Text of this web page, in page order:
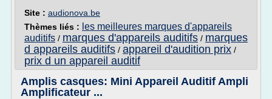
Site : audionova.be
Thèmes liés : les meilleures marques d'appareils
auditifs / marques d'appareils auditifs / marques
d appareils auditifs / appareil d'audition prix /
prix d un appareil auditif
Amplis casques: Mini Appareil Auditif Ampli
Amplificateur ...